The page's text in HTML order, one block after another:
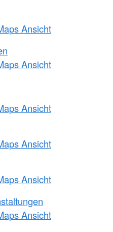
Ansicht
Ansicht
Ansicht
Ansicht
Ansicht
Ansicht